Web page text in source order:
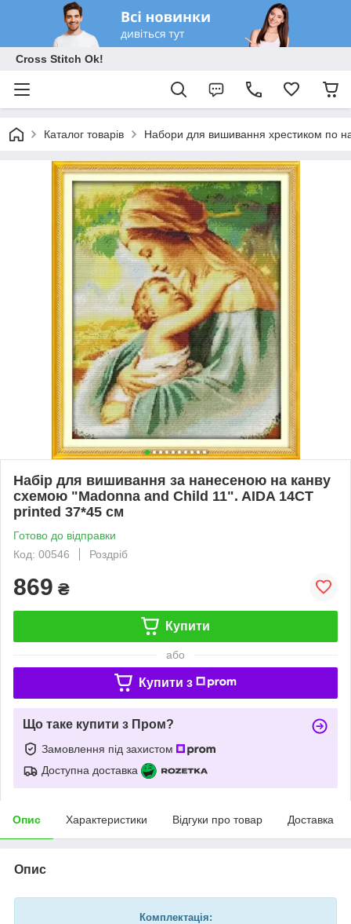
Cross Stitch Ok!
Каталог товарів Набори для вишивання хрестиком по
Набір для вишивання за нанесеною на канву
схемою "Madonna and Child 11". AIDA 14CT
printed 37*45 см
Готово до відправки
Код: 00546
Роздріб
869 ₴
Купити
або
Купити з
Що таке купити з Пром?
Замовлення під захистом
Доступна доставка
Опис Характеристики Відгуки про товар Доставка
Опис
Комплектація: